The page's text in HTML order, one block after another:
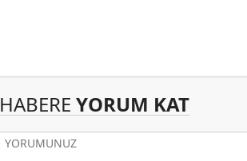
HABERE YORUM KAT